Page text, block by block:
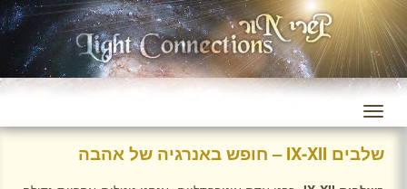
שלבים IX-XII – חופש באנרגיה של אהבה